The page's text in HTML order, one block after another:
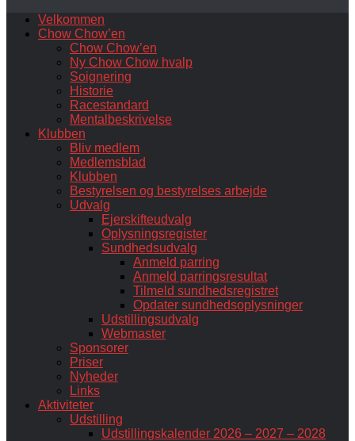
Velkommen
Chow Chow’en
Chow Chow’en
Ny Chow Chow hvalp
Soignering
Historie
Racestandard
Mentalbeskrivelse
Klubben
Bliv medlem
Medlemsblad
Klubben
Bestyrelsen og bestyrelses arbejde
Udvalg
Ejerskifteudvalg
Oplysningsregister
Sundhedsudvalg
Anmeld parring
Anmeld parringsresultat
Tilmeld sundhedsregistret
Opdater sundhedsoplysninger
Udstillingsudvalg
Webmaster
Sponsorer
Priser
Nyheder
Links
Aktiviteter
Udstilling
Udstillingskalender 2026 – 2027 – 2028